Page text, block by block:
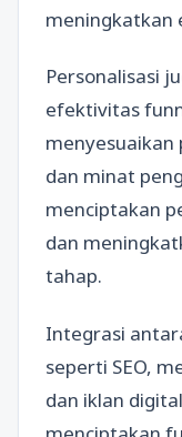
meningkatkan
Personalisasi
efektivitas
menyesuaikan
dan minat
menciptakan
dan
tahap.
Integrasi
seperti SEO,
dan iklan